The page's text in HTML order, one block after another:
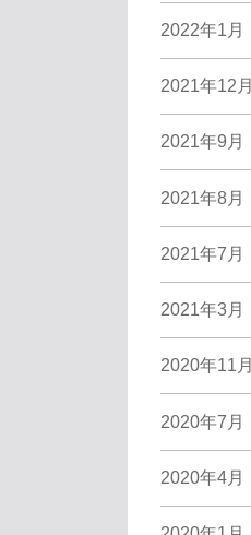
2022年1月
2021年12月
2021年9月
2021年8月
2021年7月
2021年3月
2020年11月
2020年7月
2020年4月